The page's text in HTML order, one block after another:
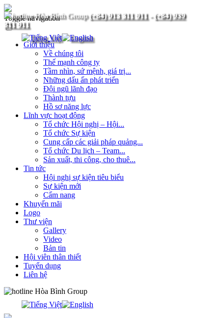
(+84) 913 311 911- (+84) 939
311 911
Toggle navigation
Giới thiệu
Về chúng tôi
Thế mạnh công ty
Tầm nhìn, sứ mệnh, giá trị...
Những dấu ấn phát triển
Đội ngũ lãnh đạo
Thành tựu
Hồ sơ năng lực
Lĩnh vực hoạt động
Tổ chức Hội nghị – Hội...
Tổ chức Sự kiện
Cung cấp các giải pháp quảng...
Tổ chức Du lịch – Team...
Sản xuất, thi công, cho thuê...
Tin tức
Hội nghị sự kiện tiêu biểu
Sự kiện mới
Cẩm nang
Khuyến mãi
Logo
Thư viện
Gallery
Video
Bản tin
Hội viên thân thiết
Tuyển dụng
Liên hệ